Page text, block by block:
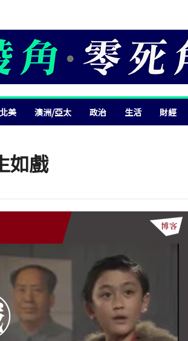
美 澳洲/亞太 政治 生活 財經
如戲